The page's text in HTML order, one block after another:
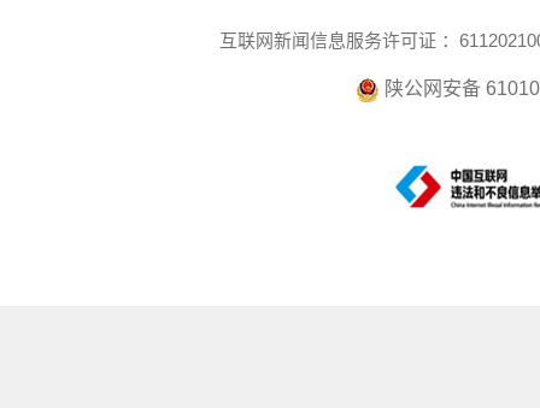
互联网新闻信息服务许可证 ：
陕公网安备